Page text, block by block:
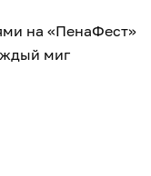
на «ПенаФест»
миг